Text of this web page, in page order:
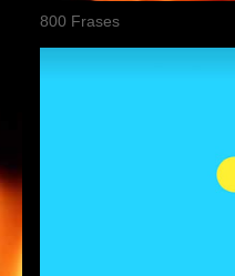
800 Frases